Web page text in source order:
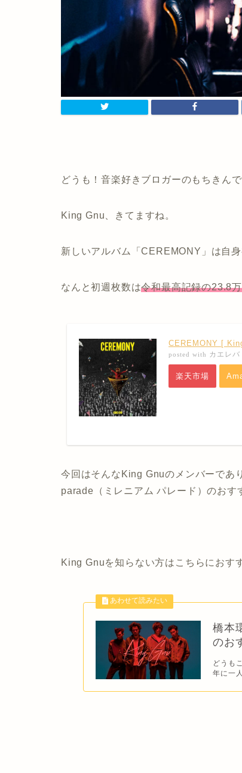
どうも！音楽好きブロガーのもちきんで
King Gnu、きてますね。
新しいアルバム「CEREMONY」は自
なんと初週枚数は令和最高記録の23.8
CEREMONY [
posted with カエレバ
楽天市場
今回はそんなKing Gnuのメンバーであ
parade（ミレニアム パレード）のおす
King Gnuを知らない方はこちらにおす
橋本
のお
どうも
年に一